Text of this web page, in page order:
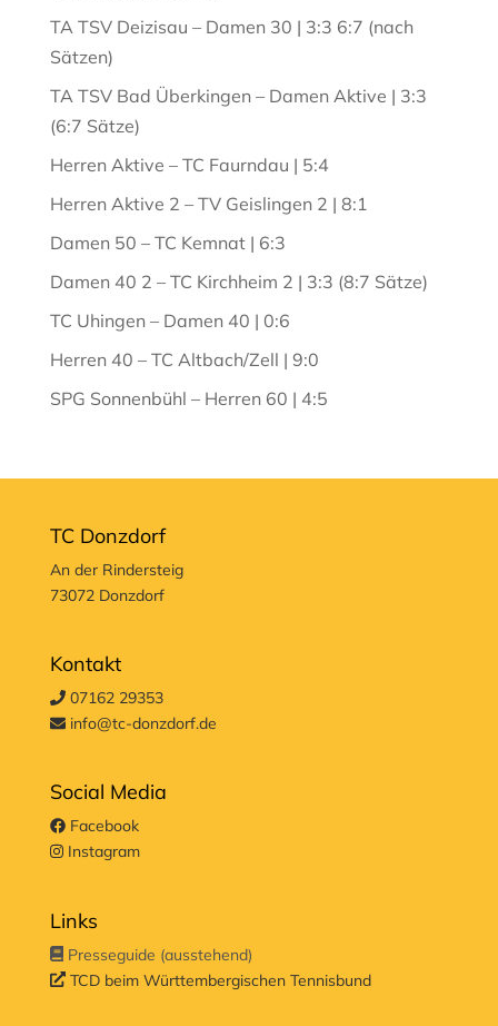
TA TSV Deizisau – Damen 30 | 3:3 6:7 (nach
Sätzen)
TA TSV Bad Überkingen – Damen Aktive | 3:3
(6:7 Sätze)
Herren Aktive – TC Faurndau | 5:4
Herren Aktive 2 – TV Geislingen 2 | 8:1
Damen 50 – TC Kemnat | 6:3
Damen 40 2 – TC Kirchheim 2 | 3:3 (8:7 Sätze)
TC Uhingen – Damen 40 | 0:6
Herren 40 – TC Altbach/Zell | 9:0
SPG Sonnenbühl – Herren 60 | 4:5
TC Donzdorf
An der Rindersteig
73072 Donzdorf
Kontakt
07162 29353
info@tc-donzdorf.de
Social Media
Facebook
Instagram
Links
Presseguide (ausstehend)
TCD beim Württembergischen Tennisbund